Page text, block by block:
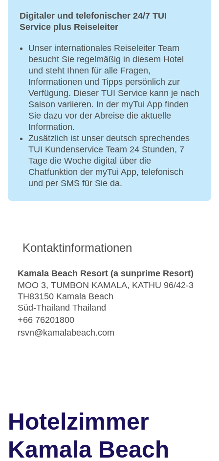
Digitaler und telefonischer 24/7 TUI
Service plus Reiseleiter
Unser internationales Reiseleiter Team
besucht Sie regelmäßig in diesem Hotel
und steht Ihnen für alle Fragen,
Informationen und Tipps persönlich zur
Verfügung. Dieser TUI Service kann je nach
Saison variieren. In der myTui App finden
Sie dazu vor der Abreise die aktuelle
Information.
Zusätzlich ist unser deutsch sprechendes
TUI Kundenservice Team 24 Stunden, 7
Tage die Woche digital über die
Chatfunktion der myTui App, telefonisch
und per SMS für Sie da.
Kontaktinformationen
Kamala Beach Resort (a sunprime Resort)
MOO 3, TUMBON KAMALA, KATHU 96/42-3
TH83150 Kamala Beach
Süd-Thailand Thailand
+66 76201800
rsvn@kamalabeach.com
Hotelzimmer
Kamala Beach